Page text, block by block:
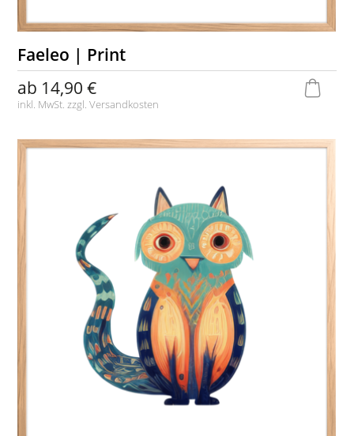
Faeleo | Print
ab 14,90 €
inkl. MwSt. zzgl.Versandkosten